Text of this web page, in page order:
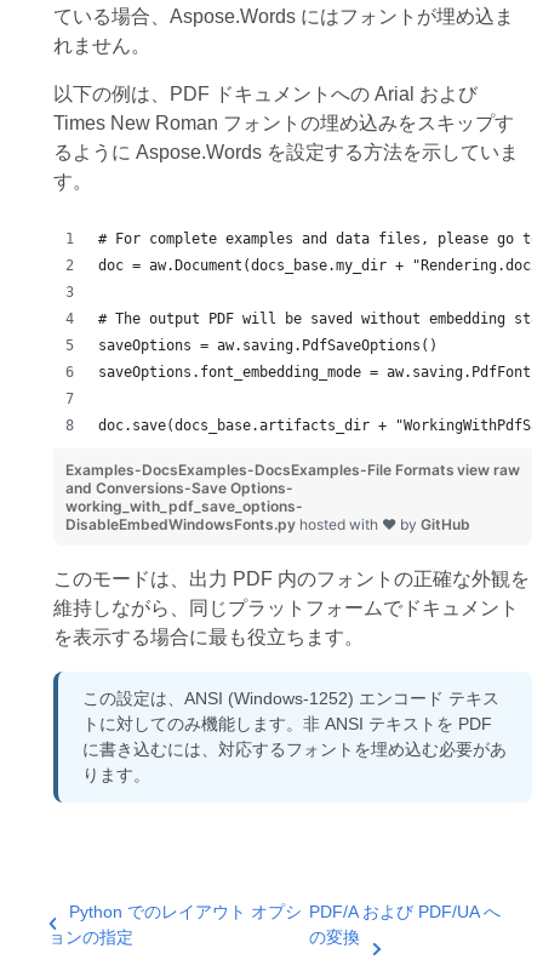
ている場合、Aspose.Words にはフォントが埋め込ま
れません。
以下の例は、PDF ドキュメントへの Arial および
Times New Roman フォントの埋め込みをスキップす
るように Aspose.Words を設定する方法を示していま
す。
# For complete examples and data files, please go to
doc = aw.Document(docs_base.my_dir +
# The output PDF will be saved without embedding
saveOptions = aw.saving.PdfSaveOptions()
saveOptions.font_embedding_mode =
doc.save(docs_base.artifacts_dir +
view raw
Examples-DocsExamples-DocsExamples-File Formats
and Conversions-Save Options-
working_with_pdf_save_options-
DisableEmbedWindowsFonts.py hosted with ❤ by GitHub
このモードは、出力 PDF 内のフォントの正確な外観を
維持しながら、同じプラットフォームでドキュメント
を表示する場合に最も役立ちます。
この設定は、ANSI (Windows-1252) エンコード テキス
トに対してのみ機能します。非 ANSI テキストを PDF
に書き込むには、対応するフォントを埋め込む必要があ
ります。
Python でのレイアウト オプシ
ョンの指定
PDF/A および PDF/UA へ
の変換